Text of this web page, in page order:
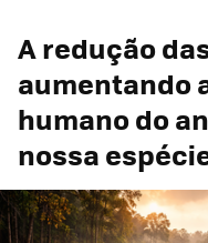
A redução
aumentando
humano do
nossa